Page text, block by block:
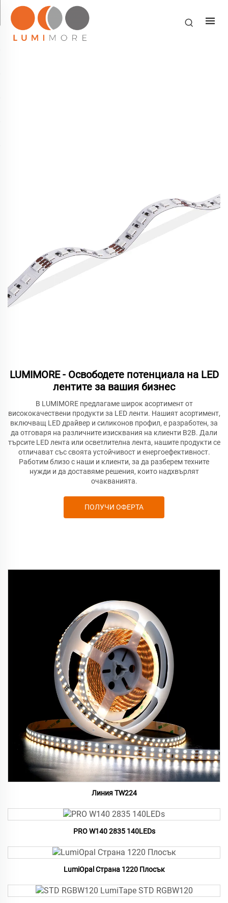
LUMIMORE - Освободете потенциала на LED
лентите за вашия бизнес
В LUMIMORE предлагаме широк асортимент от
висококачествени продукти за LED ленти. Нашият асортимент,
включващ LED драйвер и силиконов профил, е разработен, за
да отговаря на различните изисквания на клиенти B2B. Дали
търсите LED лента или осветлителна лента, нашите продукти се
отличават със своята устойчивост и енергоефективност.
Работим близо с наши и клиенти, за да разберем техните
нужди и да доставяме решения, които надхвърлят
очакванията.
ПОЛУЧИ ОФЕРТА
Линия TW224
PRO W140 2835 140LEDs
LumiOpal Страна 1220 Плосък